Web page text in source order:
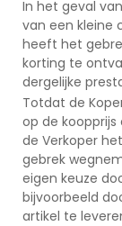
In het geval
van een kleine
heeft het
korting te
dergelijke
Totdat de
op de
de Verkoper
gebrek
eigen keuze
bijvoorbeeld
artikel te